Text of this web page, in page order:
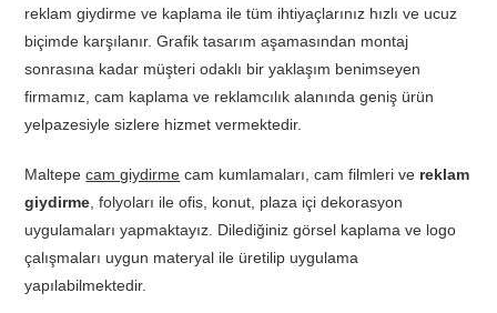
reklam giydirme ve kaplama ile tüm ihtiyaçlarınız hızlı ve ucuz
biçimde karşılanır. Grafik tasarım aşamasından montaj
sonrasına kadar müşteri odaklı bir yaklaşım benimseyen
firmamız, cam kaplama ve reklamcılık alanında geniş ürün
yelpazesiyle sizlere hizmet vermektedir.
Maltepecam giydirme cam kumlamaları, cam filmleri ve reklam
giydirme , folyoları ile ofis, konut, plaza içi dekorasyon
uygulamaları yapmaktayız. Dilediğiniz görsel kaplama ve logo
çalışmaları uygun materyal ile üretilip uygulama
yapılabilmektedir.